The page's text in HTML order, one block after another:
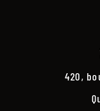
420,